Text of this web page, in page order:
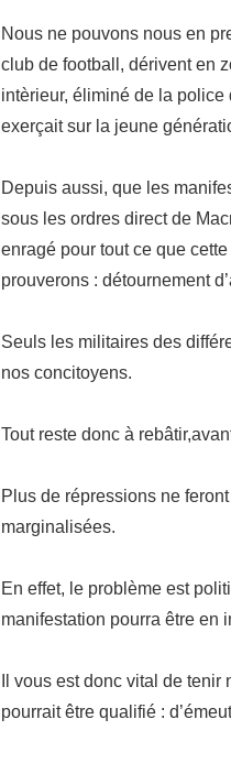
Nous ne pouvons nous en
club de football, dérivent en
intèrieur, éliminé de la police
exerçait sur la jeune
Depuis aussi, que les
sous les ordres direct de
enragé pour tout ce que
prouverons : détournement
Seuls les militaires des
nos concitoyens.
Tout reste donc à
Plus de répressions ne
marginalisées.
En effet, le problème est
manifestation pourra être en
Il vous est donc vital de
pourrait être qualifié :